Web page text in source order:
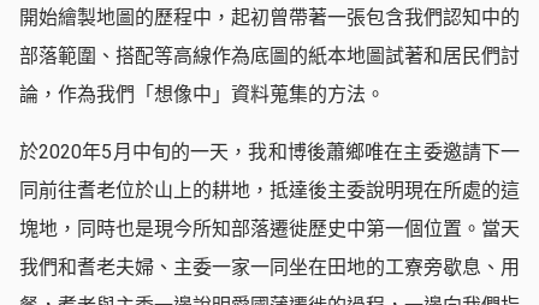
開始繪製地圖的歷程中，起初曾帶著一張包含我們認知中的
部落範圍、搭配等高線作為底圖的紙本地圖試著和居民們討
論，作為我們「想像中」資料蒐集的方法。
於2020年5月中旬的一天，我和博後蕭鄉唯在主委邀請下一
同前往耆老位於山上的耕地，抵達後主委說明現在所處的這
塊地，同時也是現今所知部落遷徙歷史中第一個位置。當天
我們和耆老夫婦、主委一家一同坐在田地的工寮旁歇息、用